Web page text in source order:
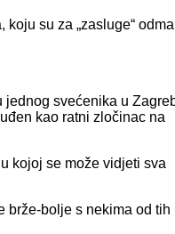
su za „zasluge“
jednog svećenika u
kao ratni zločinac na
kojoj se može vidjeti sva
brže-bolje s nekima od tih